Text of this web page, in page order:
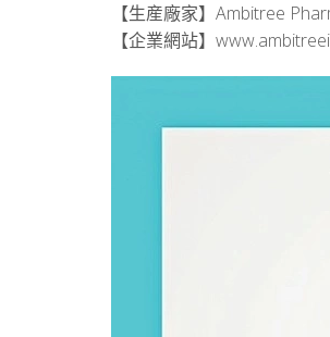
【生産廠家】Ambitree
【企業網站】